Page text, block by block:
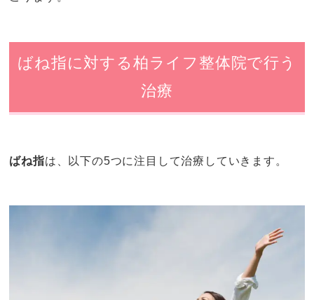
ばね指に対する柏ライフ整体院で行う
治療
ばね指は、以下の5つに注目して治療していきます。